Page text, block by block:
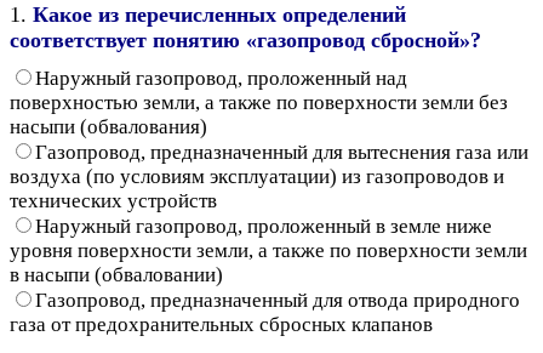
1. Какое из перечисленных определений
соответствует понятию «газопровод сбросной»?
Наружный газопровод, проложенный над
поверхностью земли, а также по поверхности земли без
насыпи (обвалования)
Газопровод, предназначенный для вытеснения газа или
воздуха (по условиям эксплуатации) из газопроводов и
технических устройств
Наружный газопровод, проложенный в земле ниже
уровня поверхности земли, а также по поверхности земли
в насыпи (обваловании)
Газопровод, предназначенный для отвода природного
газа от предохранительных сбросных клапанов